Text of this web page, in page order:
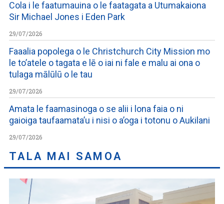
Cola i le faatumauina o le faatagata a Utumakaiona
Sir Michael Jones i Eden Park
29/07/2026
Faaalia popolega o le Christchurch City Mission mo
le to’atele o tagata e lē o iai ni fale e malu ai ona o
tulaga mālūlū o le tau
29/07/2026
Amata le faamasinoga o se alii i lona faia o ni
gaioiga taufaamata’u i nisi o a’oga i totonu o Aukilani
29/07/2026
TALA MAI SAMOA